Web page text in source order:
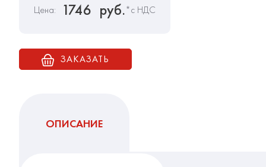
Цена: 1746 руб.*с НДС
ЗАКАЗАТЬ
ОПИСАНИЕ